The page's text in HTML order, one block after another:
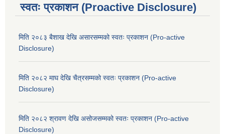
स्वतः प्रकाशन (Proactive Disclosure)
मिति २०८३ बैशाख देखि असारसम्मको स्वतः प्रकाशन (Pro-active
Disclosure)
मिति २०८२ माघ देखि चैत्रसम्मको स्वतः प्रकाशन (Pro-active
Disclosure)
मिति २०८२ श्रावण देखि असोजसम्मको स्वतः प्रकाशन (Pro-active
Disclosure)